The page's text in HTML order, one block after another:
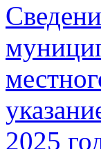
2025